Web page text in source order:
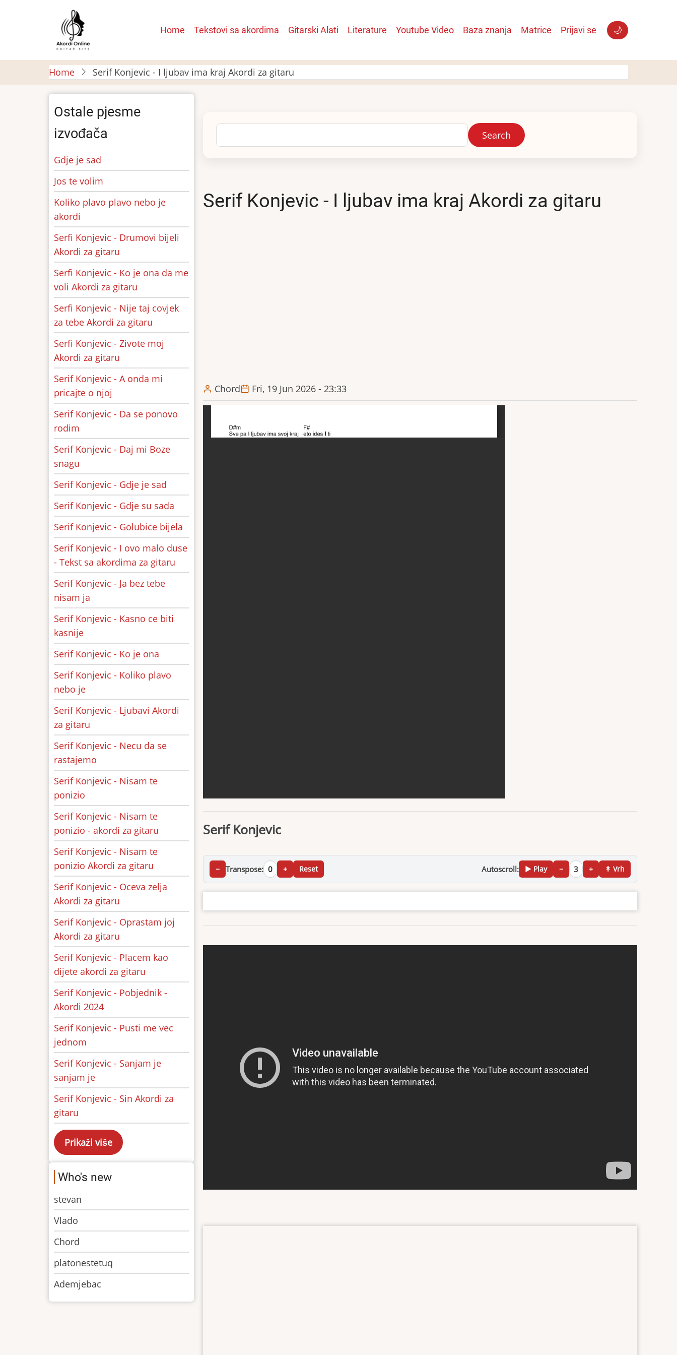
Main
Home Tekstovi sa akordima Gitarski Alati Literature Youtube Video Baza znanja Matrice Prijavi se 🌙
Home Serif Konjevic - I ljubav ima kraj Akordi za gitaru
Serif Konjevic - I ljubav ima kraj Akordi za gitaru
Chord Fri, 19 Jun 2026 - 23:33
Serif Konjevic
− Transpose: 0 + Reset Autoscroll: ▶ Play − 3 + ↟ Vrh
Ostale pjesme
izvođača
Gdje je sad
Jos te volim
Koliko plavo plavo nebo je
akordi
Serfi Konjevic - Drumovi bijeli
Akordi za gitaru
Serfi Konjevic - Ko je ona da me
voli Akordi za gitaru
Serfi Konjevic - Nije taj covjek
za tebe Akordi za gitaru
Serfi Konjevic - Zivote moj
Akordi za gitaru
Serif Konjevic - A onda mi
pricajte o njoj
Serif Konjevic - Da se ponovo
rodim
Serif Konjevic - Daj mi Boze
snagu
Serif Konjevic - Gdje je sad
Serif Konjevic - Gdje su sada
Serif Konjevic - Golubice bijela
Serif Konjevic - I ovo malo duse
- Tekst sa akordima za gitaru
Serif Konjevic - Ja bez tebe
nisam ja
Serif Konjevic - Kasno ce biti
kasnije
Serif Konjevic - Ko je ona
Serif Konjevic - Koliko plavo
nebo je
Serif Konjevic - Ljubavi Akordi
za gitaru
Serif Konjevic - Necu da se
rastajemo
Serif Konjevic - Nisam te
ponizio
Serif Konjevic - Nisam te
ponizio - akordi za gitaru
Serif Konjevic - Nisam te
ponizio Akordi za gitaru
Serif Konjevic - Oceva zelja
Akordi za gitaru
Serif Konjevic - Oprastam joj
Akordi za gitaru
Serif Konjevic - Placem kao
dijete akordi za gitaru
Serif Konjevic - Pobjednik -
Akordi 2024
Serif Konjevic - Pusti me vec
jednom
Serif Konjevic - Sanjam je
sanjam je
Serif Konjevic - Sin Akordi za
gitaru
Who's new
stevan
Vlado
Chord
platonestetuq
Ademjebac